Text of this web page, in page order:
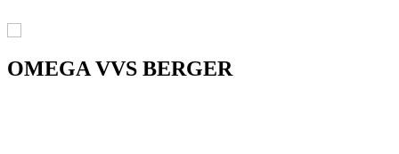
OMEGA VVS BERGER